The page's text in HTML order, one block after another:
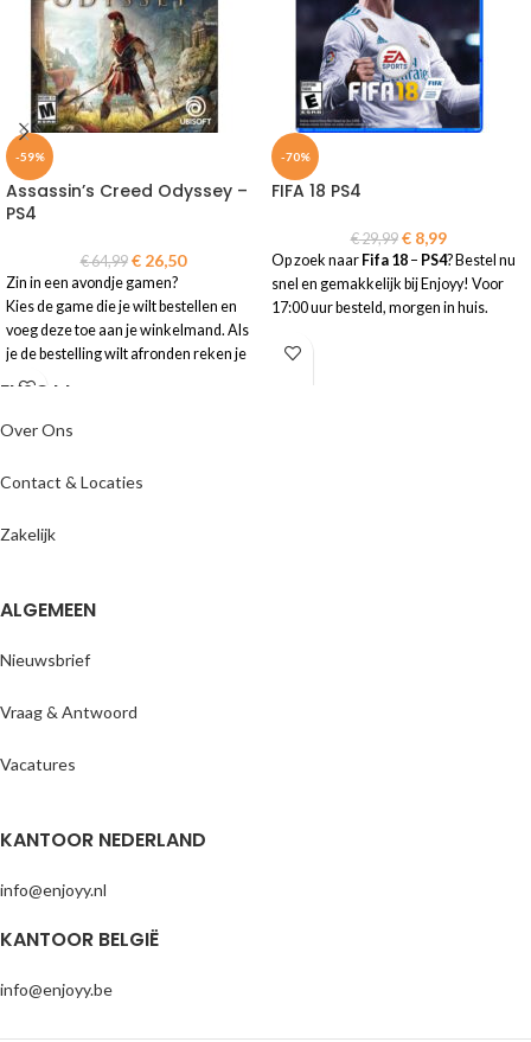
-59%
Assassin’s Creed Odyssey –
PS4
€64,99 €26,50
Zin in een avondje gamen?
Kies de game die je wilt bestellen en
voeg deze toe aan je winkelmand. Als
je de bestelling wilt afronden reken je
de game eenvoudig en veilig af in de
bank. Je ontvangt je bestelling op de
-70%
FIFA 18 PS4
€29,99 €8,99
Op zoek naar Fifa 18 – PS4? Bestel nu
snel en gemakkelijk bij Enjoyy! Voor
17:00 uur besteld, morgen in huis.
ENJOYY
Over Ons
Contact & Locaties
Zakelijk
ALGEMEEN
Nieuwsbrief
Vraag & Antwoord
Vacatures
KANTOOR NEDERLAND
info@enjoyy.nl
KANTOOR BELGIË
info@enjoyy.be